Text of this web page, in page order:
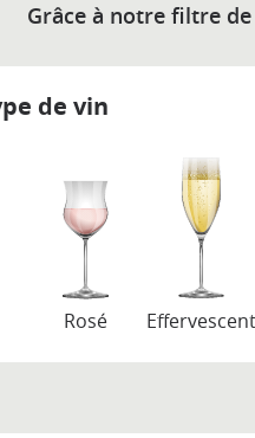
Grâce à notre filtre
de vin
Rosé Effervescent